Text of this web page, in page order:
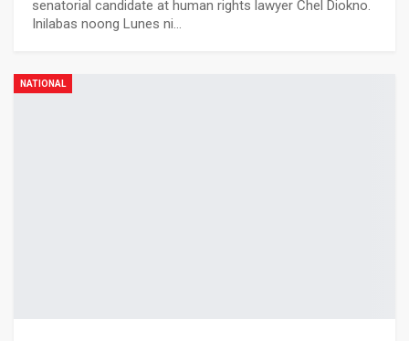
senatorial candidate at human rights lawyer Chel Diokno.
Inilabas noong Lunes ni…
NATIONAL